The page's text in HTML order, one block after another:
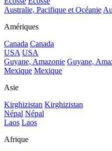
Australie, Pacifique et Océanie
Amériques
Canada Canada
USA USA
Guyane, Amazonie Guyane,
Mexique Mexique
Asie
Kirghizistan Kirghizistan
Népal Népal
Laos Laos
Afrique